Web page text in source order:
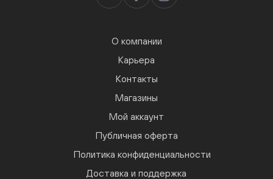
О компании
Карьера
Контакты
Магазины
Мой аккаунт
Публичная оферта
Политика конфиденциальности
Доставка и поддержка